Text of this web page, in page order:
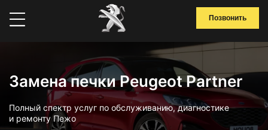
Позвонить
Замена печки Peugeot Partner
Полный спектр услуг по обслуживанию, диагностике
и ремонту Пежо